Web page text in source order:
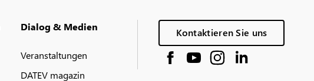
Dialog & Medien
Veranstaltungen
DATEV magazin
Kontaktieren Sie uns